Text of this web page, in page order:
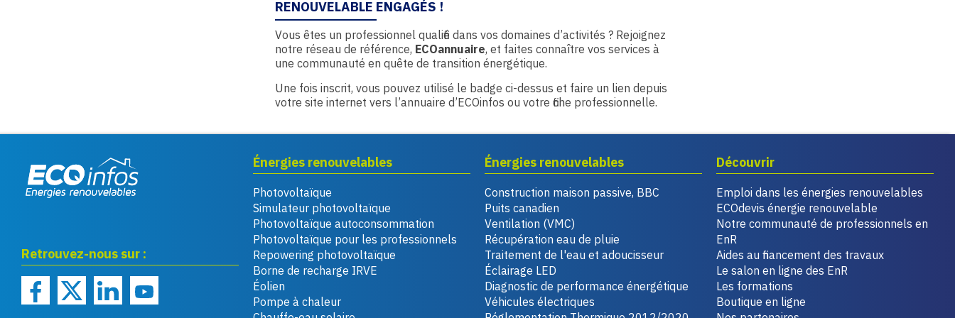
RENOUVELABLE ENGAGÉS !
Vous êtes un professionnel qualifié dans vos domaines d’activités ? Rejoignez
notre réseau de référence, ECOannuaire, et faites connaître vos services à
une communauté en quête de transition énergétique.
Une fois inscrit, vous pouvez utilisé le badge ci-dessus et faire un lien depuis
votre site internet vers l’annuaire d’ECOinfos ou votre fiche professionnelle.
Retrouvez-nous sur :
Énergies renouvelables
Photovoltaïque
Simulateur photovoltaïque
Photovoltaïque autoconsommation
Photovoltaïque pour les professionnels
Repowering photovoltaïque
Borne de recharge IRVE
Éolien
Pompe à chaleur
Énergies renouvelables
Construction maison passive, BBC
Puits canadien
Ventilation (VMC)
Récupération eau de pluie
Traitement de l'eau et adoucisseur
Éclairage LED
Diagnostic de performance énergétique
Véhicules électriques
Découvrir
Emploi dans les énergies renouvelables
ECOdevis énergie renouvelable
Notre communauté de professionnels en
EnR
Aides au financement des travaux
Le salon en ligne des EnR
Les formations
Boutique en ligne